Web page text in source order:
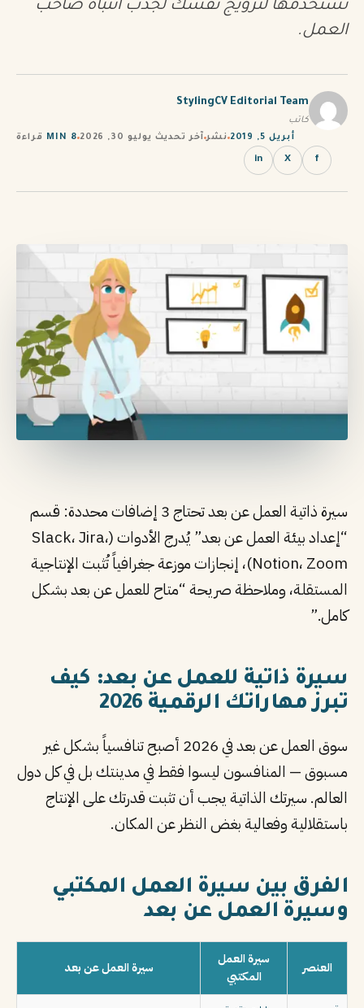
تستخدمها لترويج نفسك لجذب انتباه صاحب
العمل.
StylingCV Editorial Team
كاتب
أبريل 5, 2019
نشر آخر تحديث يوليو 30, 2026 8 MIN قراءة
f
X
in
سيرة ذاتية العمل عن بعد تحتاج 3 إضافات محددة: قسم
“إعداد بيئة العمل عن بعد” يُدرج الأدوات (Slack، Jira،
Notion، Zoom)، إنجازات موزعة جغرافياً تُثبت الإنتاجية
المستقلة، وملاحظة صريحة “متاح للعمل عن بعد بشكل
كامل.”
سيرة ذاتية للعمل عن بعد: كيف
تبرز مهاراتك الرقمية 2026
سوق العمل عن بعد في 2026 أصبح تنافسياً بشكل غير
مسبوق — المنافسون ليسوا فقط في مدينتك بل في كل دول
العالم. سيرتك الذاتية يجب أن تثبت قدرتك على الإنتاج
باستقلالية وفعالية بغض النظر عن المكان.
الفرق بين سيرة العمل المكتبي
وسيرة العمل عن بعد
العنصر
سيرة العمل
المكتبي
سيرة العمل عن بعد